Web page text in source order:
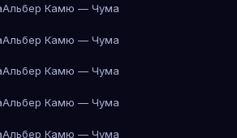
Альбер Камю — Чума
Альбер Камю — Чума
Альбер Камю — Чума
Альбер Камю — Чума
Альбер Камю — Чума